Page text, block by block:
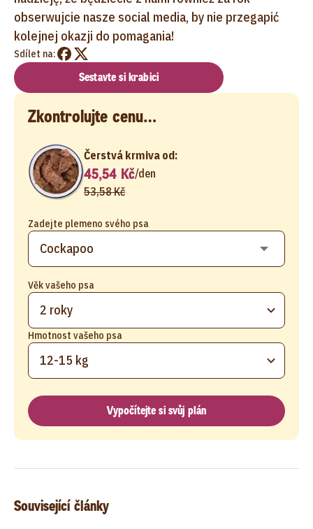
obserwujcie nasze social media, by nie przegapić
kolejnej okazji do pomagania!
Sdílet na:
Sestavte si krabici
Zkontrolujte cenu…
Zadejte plemeno svého psa
Věk vašeho psa
2 roky
Hmotnost vašeho psa
12-15 kg
Čerstvá krmiva od:
45,54 Kč/den
53,58 Kč
Vypočítejte si svůj plán
Související články